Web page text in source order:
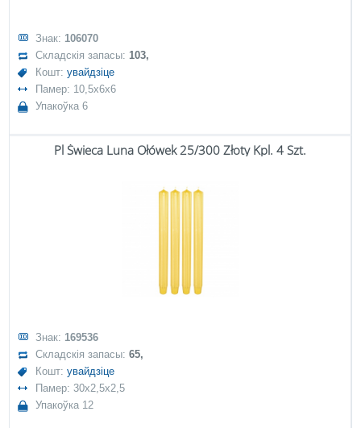
Знак: 106070
Складскія запасы:103,
Кошт:увайдзіце
Памер: 10,5x6x6
Упакоўка 6
Pl Świeca Luna Ołówek 25/300 Złoty Kpl. 4 Szt.
Знак: 169536
Складскія запасы:65,
Кошт:увайдзіце
Памер: 30x2,5x2,5
Упакоўка 12